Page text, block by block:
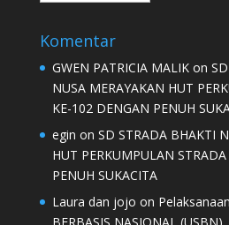
Komentar
GWEN PATRICIA MALIKon
NUSA MERAYAKAN HUT
KE-102 DENGAN PENUH
egin on SD STRADA BHAKTI
HUT PERKUMPULAN
PENUH SUKACITA
Laura dan jojo on
BERBASIS NASIONAL (USBN)